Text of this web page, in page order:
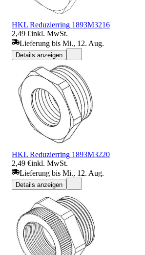
HKL Reduzierring 1893M3216
2,49 €inkl. MwSt.
Lieferung bis Mi., 12. Aug.
Details anzeigen
HKL Reduzierring 1893M3220
2,49 €inkl. MwSt.
Lieferung bis Mi., 12. Aug.
Details anzeigen